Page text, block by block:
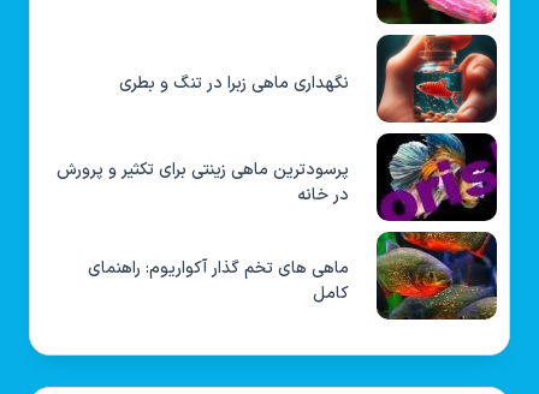
نگهداری ماهی زبرا در تنگ و بطری
پرسودترین ماهی زینتی برای تکثیر و پرورش
در خانه
ماهی های تخم گذار آکواریوم: راهنمای
کامل